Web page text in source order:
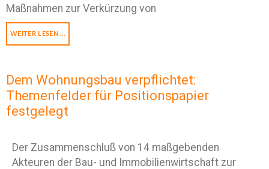
Maßnahmen zur Verkürzung von
WEITER LESEN …
Dem Wohnungsbau verpflichtet:
Themenfelder für Positionspapier
festgelegt
Der Zusammenschluß von 14 maßgebenden
Akteuren der Bau- und Immobilienwirtschaft zur